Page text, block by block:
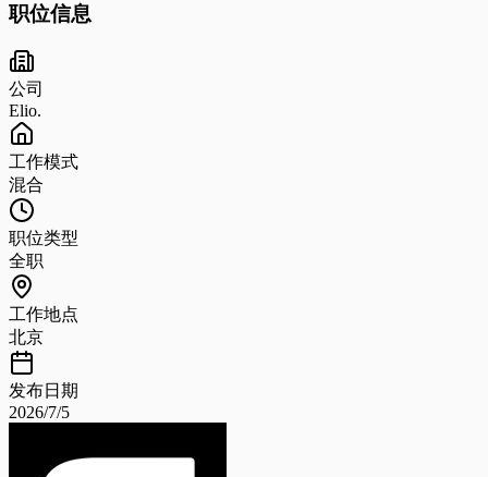
职位信息
公司
Elio.
工作模式
混合
职位类型
全职
工作地点
北京
发布日期
2026/7/5